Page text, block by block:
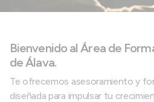
Bienvenido al Área de
de Álava.
Te ofrecemos asesoramiento y
diseñada para impulsar tu